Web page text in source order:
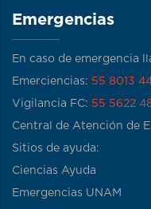
Emergencias
En caso de emergencia
Emerciencias: 55 8013
Vigilancia FC: 55 5622
Central de Atención de
Sitios de ayuda:
Ciencias Ayuda
Emergencias UNAM